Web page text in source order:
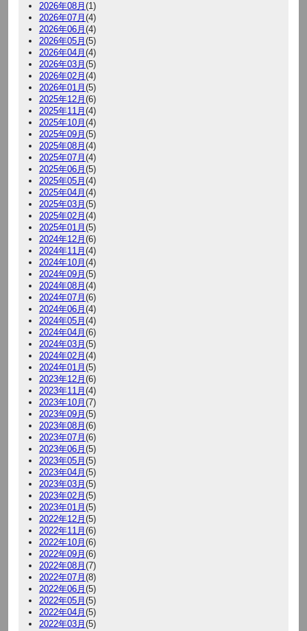
2026年08月 (1)
2026年07月 (4)
2026年06月 (4)
2026年05月 (5)
2026年04月 (4)
2026年03月 (5)
2026年02月 (4)
2026年01月 (5)
2025年12月 (6)
2025年11月 (4)
2025年10月 (4)
2025年09月 (5)
2025年08月 (4)
2025年07月 (4)
2025年06月 (5)
2025年05月 (4)
2025年04月 (4)
2025年03月 (5)
2025年02月 (4)
2025年01月 (5)
2024年12月 (6)
2024年11月 (4)
2024年10月 (4)
2024年09月 (5)
2024年08月 (4)
2024年07月 (6)
2024年06月 (4)
2024年05月 (4)
2024年04月 (6)
2024年03月 (5)
2024年02月 (4)
2024年01月 (5)
2023年12月 (6)
2023年11月 (4)
2023年10月 (7)
2023年09月 (5)
2023年08月 (6)
2023年07月 (6)
2023年06月 (5)
2023年05月 (5)
2023年04月 (5)
2023年03月 (5)
2023年02月 (5)
2023年01月 (5)
2022年12月 (5)
2022年11月 (6)
2022年10月 (6)
2022年09月 (6)
2022年08月 (7)
2022年07月 (8)
2022年06月 (5)
2022年05月 (5)
2022年04月 (5)
2022年03月 (5)